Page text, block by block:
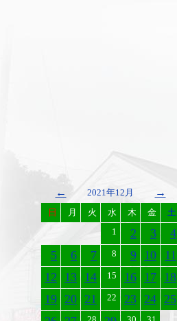
← 2021年12月 →
日 月 火 水 木 金
土
1
2 3
4
5
6 7 8 9 10
11
12
13 14 15 16 17 18
19 20 21 22 23 24 25